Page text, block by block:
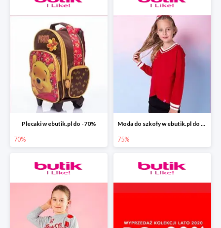
Plecaki w ebutik.pl do -70%
70%
Moda do szkoły w ebutik.pl do -75%
75%